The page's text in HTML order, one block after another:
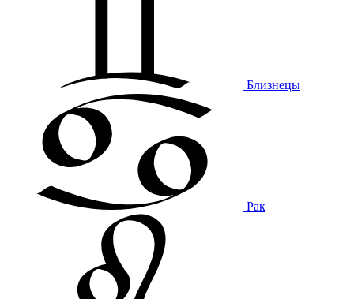
Близнецы
Рак